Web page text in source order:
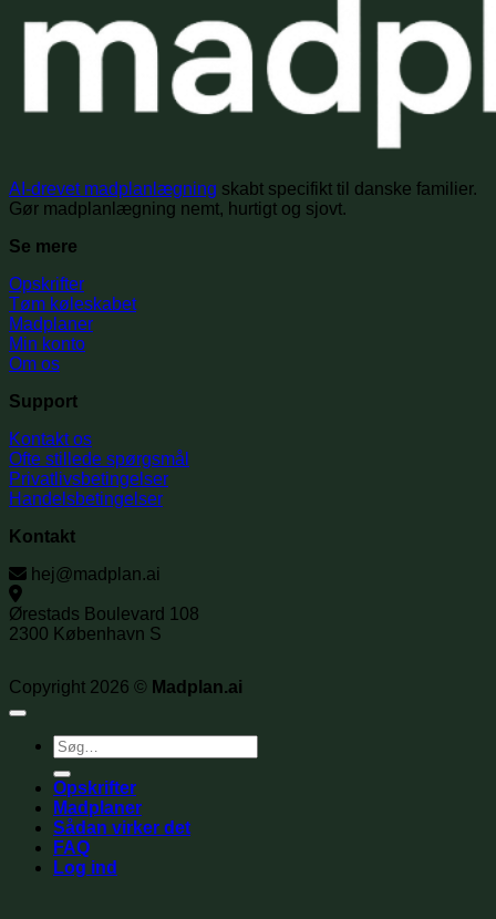
AI-drevet madplanlægning skabt specifikt til danske familier.
Gør madplanlægning nemt, hurtigt og sjovt.
Se mere
Opskrifter
Tøm køleskabet
Madplaner
Min konto
Om os
Support
Kontakt os
Ofte stillede spørgsmål
Privatlivsbetingelser
Handelsbetingelser
Kontakt
hej@madplan.ai
Ørestads Boulevard 108
2300 København S
Copyright 2026 © Madplan.ai
Søg
efter:
Opskrifter
Madplaner
Sådan virker det
FAQ
Log ind